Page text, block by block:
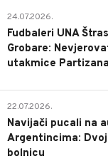
24.07.2026.
Fudbaleri UNA
Grobare:
utakmice Partizana
22.07.2026.
Navijači pucali na
Argentincima:
bolnicu